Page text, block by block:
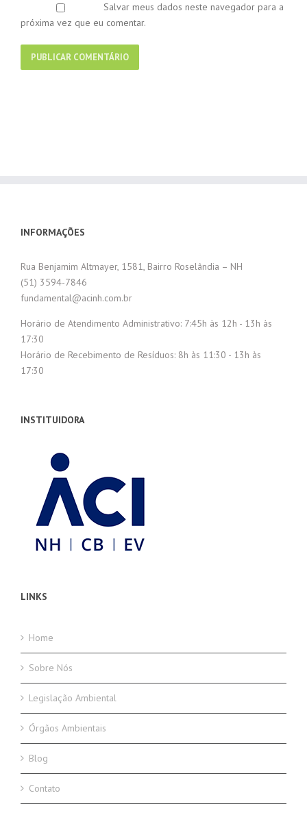
Salvar meus dados neste navegador para a
próxima vez que eu comentar.
INFORMAÇÕES
Rua Benjamim Altmayer, 1581, Bairro Roselândia – NH
(51) 3594-7846
fundamental@acinh.com.br
Horário de Atendimento Administrativo: 7:45h às 12h - 13h às
17:30
Horário de Recebimento de Resíduos: 8h às 11:30 - 13h às
17:30
INSTITUIDORA
LINKS
Home
Sobre Nós
Legislação Ambiental
Órgãos Ambientais
Blog
Contato